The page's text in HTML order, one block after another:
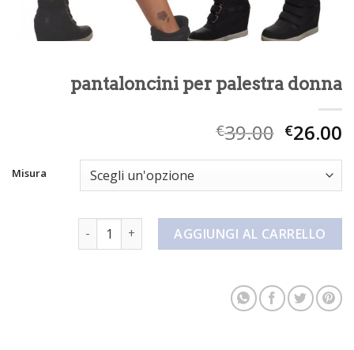
pantaloncini per palestra donna
€39.00 €26.00
Misura
pantaloncini per palestra donna quantità
AGGIUNGI AL CARRELLO